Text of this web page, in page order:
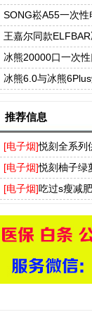
白、黑，哪个才是
SONG崧A55一次
0口+16ml大烟油容
屏实测
王嘉尔同款
评测：四档调冰+三
冰熊20000口一次
味一次说透，值得
冰熊6.0与冰熊
荐信息
[电子烟]悦刻全系列
买烟弹送烟杆厂家
[电子烟]悦刻柚子绿
T盒飞雾奶茶杯实体
[电子烟]吃过s瘦减